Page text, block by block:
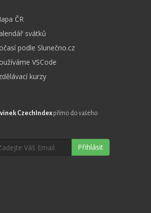
ČR
svátků
podle Slunečno.cz
VSCode
kurzy
CzechIndex přímo do vašeho
Přihlásit